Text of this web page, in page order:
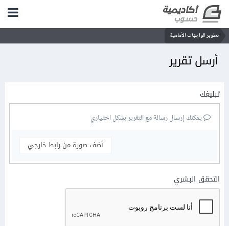
تطوير الواجهات الأمامية
أرسل تقرير
تبليغك
يمكنك إرسال رسالة مع التقرير بشكل اختياري
أضف صورة من رابط خارجي
التحقق البشري